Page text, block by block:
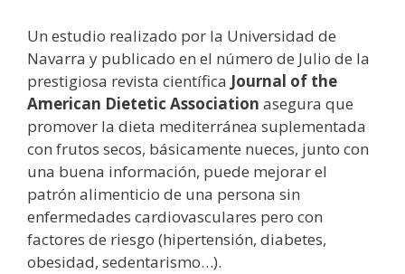
Un estudio realizado por la Universidad de
Navarra y publicado en el número de Julio de la
prestigiosa revista científica Journal of the
American Dietetic Association asegura que
promover la dieta mediterránea suplementada
con frutos secos, básicamente nueces, junto con
una buena información, puede mejorar el
patrón alimenticio de una persona sin
enfermedades cardiovasculares pero con
factores de riesgo (hipertensión, diabetes,
obesidad, sedentarismo…).